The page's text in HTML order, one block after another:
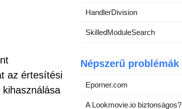
az értesítési
HandlerDivision
SkilledModuleSearch
Népszerű problémák
Eporner.com
A Lookmovie.io biztonságos?